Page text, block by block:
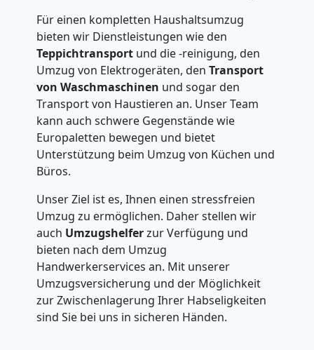
Für einen kompletten Haushaltsumzug
bieten wir Dienstleistungen wie den
Teppichtransport und die -reinigung, den
Umzug von Elektrogeräten, den Transport
von Waschmaschinen und sogar den
Transport von Haustieren an. Unser Team
kann auch schwere Gegenstände wie
Europaletten bewegen und bietet
Unterstützung beim Umzug von Küchen und
Büros.
Unser Ziel ist es, Ihnen einen stressfreien
Umzug zu ermöglichen. Daher stellen wir
auch Umzugshelferzur Verfügung und
bieten nach dem Umzug
Handwerkerservices an. Mit unserer
Umzugsversicherung und der Möglichkeit
zur Zwischenlagerung Ihrer Habseligkeiten
sind Sie bei uns in sicheren Händen.
Nationaler
Umzug